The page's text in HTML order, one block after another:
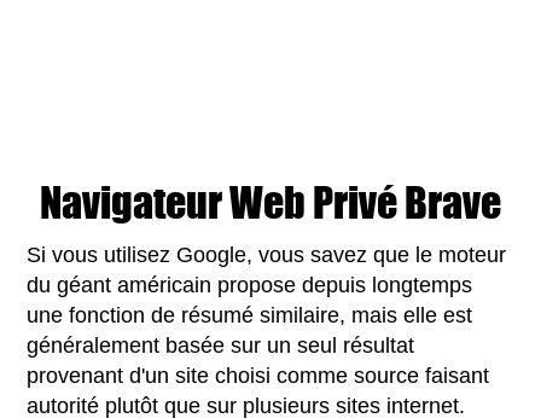
Navigateur Web Privé Brave
Si vous utilisez Google, vous savez que le moteur
du géant américain propose depuis longtemps
une fonction de résumé similaire, mais elle est
généralement basée sur un seul résultat
provenant d'un site choisi comme source faisant
autorité plutôt que sur plusieurs sites internet.